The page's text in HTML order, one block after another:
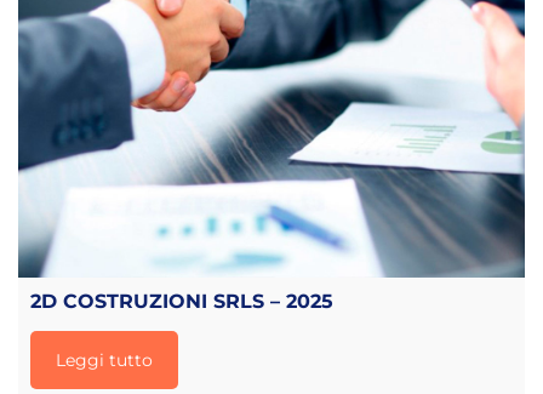
2D COSTRUZIONI SRLS – 2025
Leggi tutto